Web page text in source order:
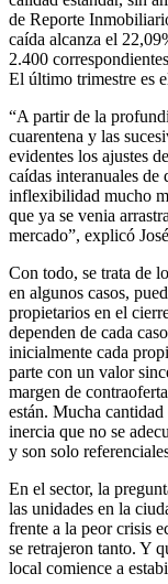
de Reporte
caída alcanza el
2.400
El último trimestre es
“A partir de la
cuarentena y las
evidentes los ajustes
caídas interanuales de
inflexibilidad mucho
que ya se venia
mercado”, explicó
Con todo, se trata de
en algunos casos,
propietarios en el
dependen de cada
inicialmente cada
parte con un valor
margen de
están. Mucha
inercia que no se
y son solo
En el sector, la
las unidades en la
frente a la peor crisis
se retrajeron tanto. Y
local comience a